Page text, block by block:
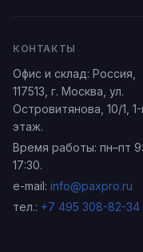
КОНТАКТЫ
Офис и склад: Россия
117513, г. Москва ул.
Островитянова, 10/1 ,
этаж.
Время работы: пн–пт
17:30.
e-mail: info@paxpro.ru
тел.: +7 495 308-82-34